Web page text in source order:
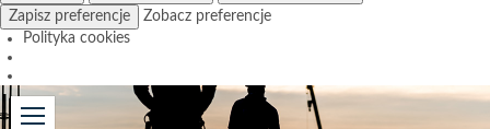
Zapisz preferencje
Zobacz preferencje
Polityka cookies